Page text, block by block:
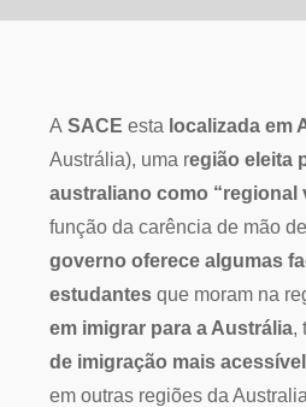
A SACE esta localizada em
Austrália), uma região eleita
australiano como “regional
função da carência de mão
governo oferece algumas
estudantesque moram na
em imigrar para a Austrália,
de imigração mais acessível
em outras regiões da